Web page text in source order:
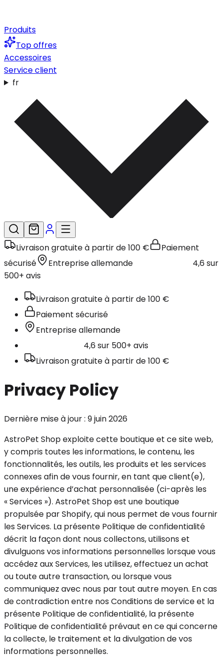
Produits
Top offres
Accessoires
Service client
fr
Livraison gratuite à partir de 100 €
Paiement
sécurisé
Entreprise allemande
4,6 sur
500+ avis
Livraison gratuite à partir de 100 €
Paiement sécurisé
Entreprise allemande
4,6 sur 500+ avis
Livraison gratuite à partir de 100 €
Privacy Policy
Dernière mise à jour : 9 juin 2026
AstroPet Shop exploite cette boutique et ce site web,
y compris toutes les informations, le contenu, les
fonctionnalités, les outils, les produits et les services
connexes afin de vous fournir, en tant que client(e),
une expérience d’achat personnalisée (ci-après les
« Services »). AstroPet Shop est une boutique
propulsée par Shopify, qui nous permet de vous fournir
les Services. La présente Politique de confidentialité
décrit la façon dont nous collectons, utilisons et
divulguons vos informations personnelles lorsque vous
accédez aux Services, les utilisez, effectuez un achat
ou toute autre transaction, ou lorsque vous
communiquez avec nous par tout autre moyen. En cas
de contradiction entre nos Conditions de service et la
présente Politique de confidentialité, la présente
Politique de confidentialité prévaut en ce qui concerne
la collecte, le traitement et la divulgation de vos
informations personnelles.